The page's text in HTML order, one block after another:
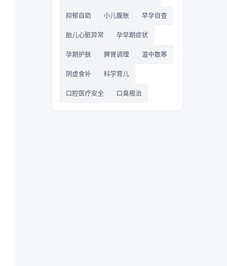
抑郁自助 小儿腹胀 早孕自查
胎儿心脏异常 孕早期症状
孕期护肤 脾胃调理 温中散寒
阴虚食补 科学育儿
口腔医疗安全 口臭根治